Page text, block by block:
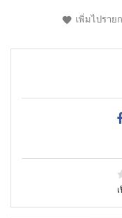
เพิ่มไปราย